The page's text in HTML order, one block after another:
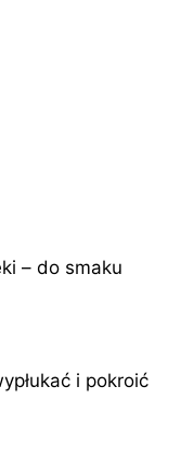
– do smaku
i pokroić